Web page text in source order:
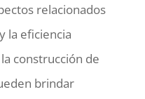
relacionados
la eficiencia
construcción de
brindar